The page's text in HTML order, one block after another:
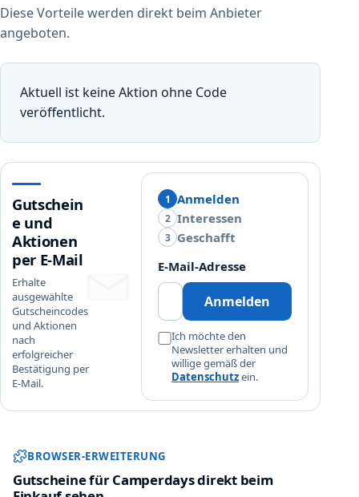
Diese Vorteile werden direkt beim Anbieter
angeboten.
Aktuell ist keine Aktion ohne Code
veröffentlicht.
Gutschein
e und
Aktionen
per E-Mail
Erhalte
ausgewählte
Gutscheincodes
und Aktionen
nach
erfolgreicher
Bestätigung per
E-Mail.
1 Anmelden
2 Interessen
3 Geschafft
E-Mail-Adresse
Anmelden
Ich möchte den
Newsletter erhalten und
willige gemäß der
Datenschutzein.
Sparwat Browser-Erweiterung und
BROWSER-ERWEITERUNG
Gutscheine für Camperdays direkt beim